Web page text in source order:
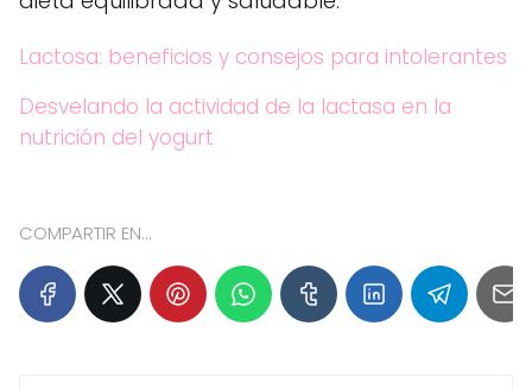
Lactosa: beneficios y consejos para intolerantes
Desvelando la actividad de la lactasa en la
nutrición del yogurt
COMPARTIR EN...